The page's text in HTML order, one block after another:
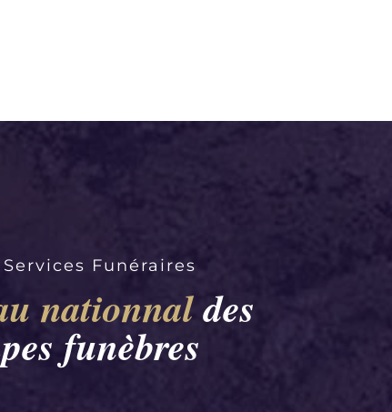
Funéraires
nationnaldes
funèbres